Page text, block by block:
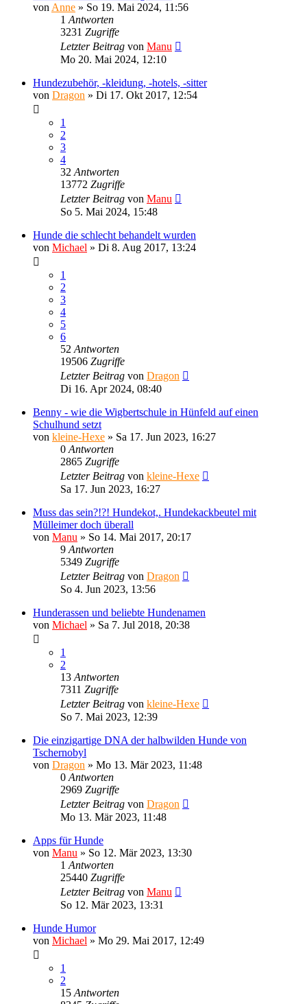
von Anne » So 19. Mai 2024, 11:56
1 Antworten
3231 Zugriffe
Letzter Beitrag von Manu
Mo 20. Mai 2024, 12:10
Hundezubehör, -kleidung, -hotels, -sitter
von Dragon » Di 17. Okt 2017, 12:54
1
2
3
4
32 Antworten
13772 Zugriffe
Letzter Beitrag von Manu
So 5. Mai 2024, 15:48
Hunde die schlecht behandelt wurden
von Michael » Di 8. Aug 2017, 13:24
1
2
3
4
5
6
52 Antworten
19506 Zugriffe
Letzter Beitrag von Dragon
Di 16. Apr 2024, 08:40
Benny - wie die Wigbertschule in Hünfeld auf einen
Schulhund setzt
von kleine-Hexe » Sa 17. Jun 2023, 16:27
0 Antworten
2865 Zugriffe
Letzter Beitrag von kleine-Hexe
Sa 17. Jun 2023, 16:27
Muss das sein?!?! Hundekot,. Hundekackbeutel mit
Mülleimer doch überall
von Manu » So 14. Mai 2017, 20:17
9 Antworten
5349 Zugriffe
Letzter Beitrag von Dragon
So 4. Jun 2023, 13:56
Hunderassen und beliebte Hundenamen
von Michael » Sa 7. Jul 2018, 20:38
1
2
13 Antworten
7311 Zugriffe
Letzter Beitrag von kleine-Hexe
So 7. Mai 2023, 12:39
Die einzigartige DNA der halbwilden Hunde von
Tschernobyl
von Dragon » Mo 13. Mär 2023, 11:48
0 Antworten
2969 Zugriffe
Letzter Beitrag von Dragon
Mo 13. Mär 2023, 11:48
Apps für Hunde
von Manu » So 12. Mär 2023, 13:30
1 Antworten
25440 Zugriffe
Letzter Beitrag von Manu
So 12. Mär 2023, 13:31
Hunde Humor
von Michael » Mo 29. Mai 2017, 12:49
1
2
15 Antworten